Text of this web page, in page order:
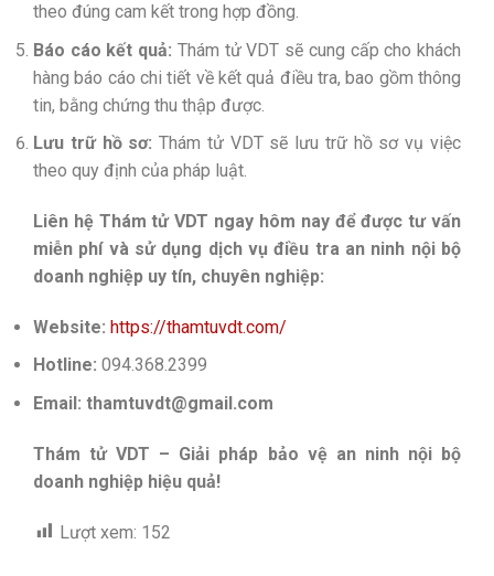
theo đúng cam kết trong hợp đồng.
Báo cáo kết quả: Thám tử VDT sẽ cung cấp cho khách
hàng báo cáo chi tiết về kết quả điều tra, bao gồm thông
tin, bằng chứng thu thập được.
Lưu trữ hồ sơ: Thám tử VDT sẽ lưu trữ hồ sơ vụ việc
theo quy định của pháp luật.
Liên hệ Thám tử VDT ngay hôm nay để được tư vấn
miễn phí và sử dụng dịch vụ điều tra an ninh nội bộ
doanh nghiệp uy tín, chuyên nghiệp:
Website: https://thamtuvdt.com/
Hotline: 094.368.2399
Email: thamtuvdt@gmail.com
Thám tử VDT – Giải pháp bảo vệ an ninh nội bộ
doanh nghiệp hiệu quả!
Lượt xem: 152